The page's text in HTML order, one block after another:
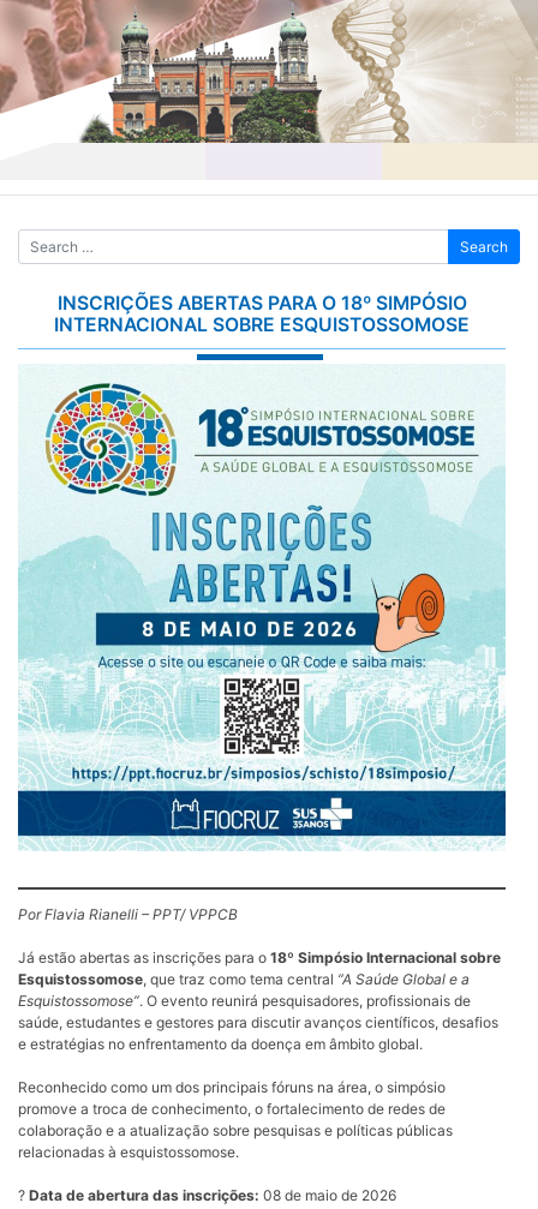
Skip
content
INSCRIÇÕES ABERTAS PARA O 18º SIMPÓSIO
INTERNACIONAL SOBRE ESQUISTOSSOMOSE
Por Flavia Rianelli – PPT/ VPPCB
Já estão abertas as inscrições para o 18º Simpósio Internacional sobre
Esquistossomose, que traz como tema central “A Saúde Global e a
Esquistossomose”. O evento reunirá pesquisadores, profissionais de
saúde, estudantes e gestores para discutir avanços científicos, desafios
e estratégias no enfrentamento da doença em âmbito global.
Reconhecido como um dos principais fóruns na área, o simpósio
promove a troca de conhecimento, o fortalecimento de redes de
colaboração e a atualização sobre pesquisas e políticas públicas
relacionadas à esquistossomose.
? Data de abertura das inscrições: 08 de maio de 2026